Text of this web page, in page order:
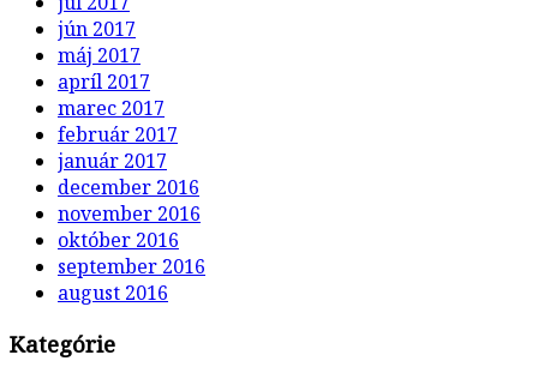
jún 2017
máj 2017
apríl 2017
marec 2017
február 2017
január 2017
december 2016
november 2016
október 2016
september 2016
august 2016
Kategórie